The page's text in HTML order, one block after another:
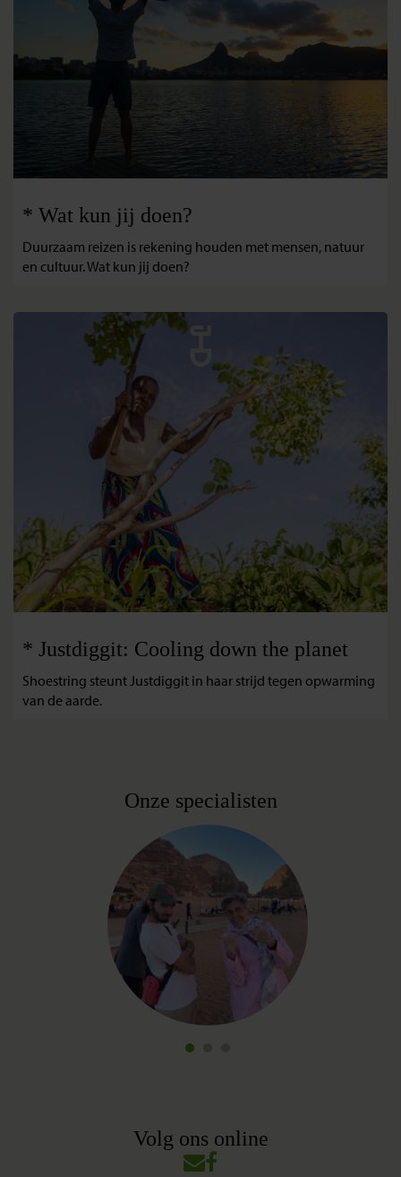
* Wat kun jij doen?
Duurzaam reizen is rekening houden met mensen, natuur
en cultuur. Wat kun jij doen?
* Justdiggit: Cooling down the planet
Shoestring steunt Justdiggit in haar strijd tegen opwarming
van de aarde.
Onze specialisten
Volg ons online